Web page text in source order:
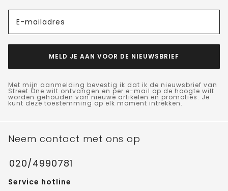
E-mailadres
MELD JE AAN VOOR DE NIEUWSBRIEF
Met mijn aanmelding bevestig ik dat ik de nieuwsbrief van
Street One wilt ontvangen en per e-mail op de hoogte wilt
worden gehouden van nieuwe artikelen en promoties. Je
kunt deze toestemming op elk moment intrekken.
Neem contact met ons op
020/4990781
Service hotline